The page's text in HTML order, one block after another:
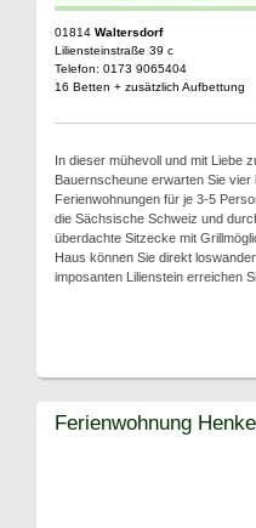
01814 Waltersdorf
Liliensteinstraße 39 c
Telefon: 0173 9065404
16 Betten + zusätzlich Aufbettung
In dieser mühevoll und mit Liebe
Bauernscheune erwarten Sie vier
Ferienwohnungen für je 3-5
die Sächsische Schweiz und
überdachte Sitzecke mit
Haus können Sie direkt
imposanten Lilienstein erreichen
Ferienwohnung